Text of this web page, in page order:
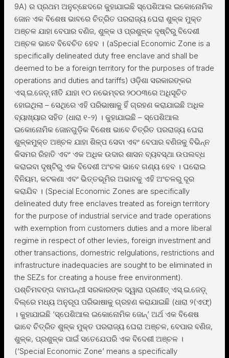
9A) ର ପ୍ରଥମ ଅନୁଚ୍ଛେଦରେ କୁହାଯାଇଛି ସ୍ପେଶିଆଲ ଇକୋନୋମିକ
ଜୋନ ଏକ ବିଶେଷ ଭାବରେ ଚିତ୍ରିତ ପରରାଜ୍ୟ ଘେରା ଶୁଳ୍କ ମୁକ୍ତ
ଅଞ୍ଚଳ ଯାହା ବେପାର ବଣିଜ, ଶୁଳ୍କ ଓ ପ୍ରଶୁଳ୍କ ଦୃଷ୍ଟିରୁ ବିଦେଶୀ
ଅଞ୍ଚଳ ଭାବେ ବିବେଚିତ ହେବ । (aSpecial Economic Zone is a
specifically delineated duty free enclave and shall be
deemed to be a foreign territory for the purposes of trade
operations and duties and tariffs) ଓଡ଼ିଶା ସରକାରଙ୍କର
ଏସ୍.ଇ.ଜେଡ଼୍ ନୀତି ଯାହା ୧୦ ନଭେମ୍ବର ୨୦୦୩ରେ ଅଧିସୂଚିତ
ହୋଇଥିଲା – ସେଥିରେ ଏହି ପରିଭାଷାକୁ ହିଁ ଗ୍ରହଣ କରାଯାଇଛି ଅଧିକ
ବ୍ୟାଖ୍ୟାର ସହିତ (ଧାରା ୧-୨) । କୁହାଯାଇଛି – ସ୍ପେଶିଆଲ
ଇକୋନୋମିକ ଜୋନଗୁଡ଼ିକ ବିଶେଷ ଭାବେ ଚିତ୍ରିତ ପରରାଜ୍ୟ ଘେରା
ଶୁଳ୍କମୁକ୍ତ ଅଞ୍ଚଳ ଯାହା ଶିଳ୍ପ ସେବା ଏବଂ ବେପାର ବଣିଜକୁ ବିଭିନ୍ନ
କିସମର ରିହାତି ଏବଂ ଏକ ଅଧିକ ଉଦାର ଶାସନ ବ୍ୟବସ୍ଥା ଉପଲବ୍ଧ
କରାଇବା ଦୃଷ୍ଟିରୁ ଏକ ବିଦେଶୀ ଅଂଚଳ ଭାବେ ଗଣ୍ୟ ହେବ । ଘରୋଇ
ବିନିୟମ, କଟକଣା ଏବଂ ଭିତ୍ତଭୂମିର ଅଭାବକୁ ଏହି ଅଂଚଳରୁ ଦୂର
କରାଯିବ । (Special Economic Zones are specifically
delineated duty free enclaves treated as foreign territory
for the purpose of industrial service and trade operations
with exemption from customers duties and a more liberal
regime in respect of other levies, foreign investment and
other transactions, domestric relgulations, restrictions and
infrastructure inadequacies are sought to be eliminated in
the SEZs for creating a house free environment).
ପଶ୍ଚିମବଙ୍ଗ ବାମପନ୍ଥୀ ସରକାରଙ୍କ ଦ୍ୱାରା ପ୍ରଣୀତ୍ ଏସ୍.ଇ.ଜେଡ଼୍
ବିଲ୍ରେ ମଧ୍ୟ ଅନୁରୂପ ପରିଭାଷାକୁ ଗ୍ରହଣ କରାଯାଇଛି (ଧାରା ୨(ଏଫ୍)
। କୁହାଯାଇଛି ‘ସ୍ପେଶିଆଲ ଇକୋନୋମିକ ଜୋନ୍’ ଅର୍ଥ ଏକ ବିଶେଷ
ଭାବେ ଚିତ୍ରିତ ଶୁଳ୍କ ମୁକ୍ତ ପରରାଜ୍ୟ ଘେରା ଅଞ୍ଚଳ, ବେପାର ବଣିଜ,
ଶୁଳ୍କ, ପ୍ରଶୁଳ୍କ ପାଇଁ ସତେଯେପରି ଏକ ବିଦେଶୀ ଅଞ୍ଚଳ ।
(‘Special Economic Zone’ means a specifically